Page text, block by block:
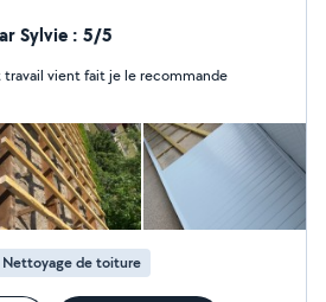
ou Sylvie : 5/5
travail vient fait je le recommande
Nettoyage de toiture